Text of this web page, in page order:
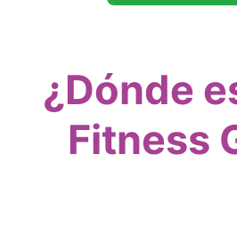
¿Dónde
Fitness